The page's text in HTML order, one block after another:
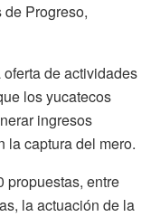
Progreso,
de actividades
los yucatecos
ingresos
la captura del mero.
propuestas, entre
la actuación de la